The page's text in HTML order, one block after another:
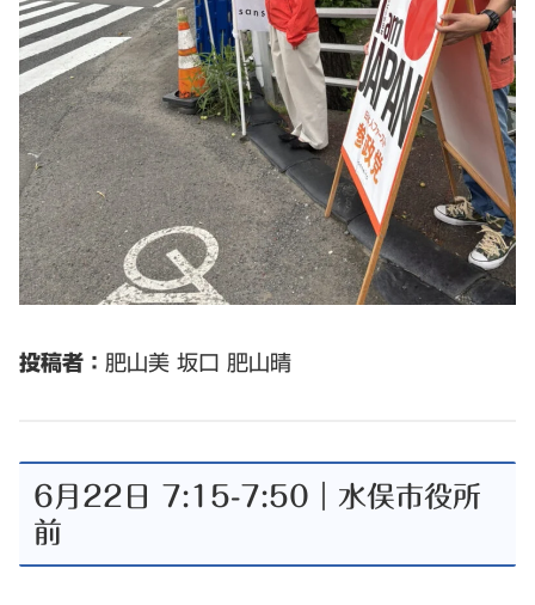
投稿者： 肥山美 坂口 肥山晴
6月22日 7:15-7:50｜水俣市役所
前